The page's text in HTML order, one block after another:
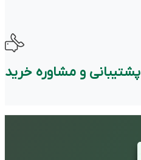
پشتیبانی و مشاوره خرید